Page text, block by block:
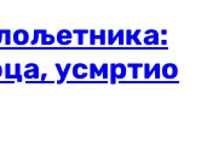
усмртио